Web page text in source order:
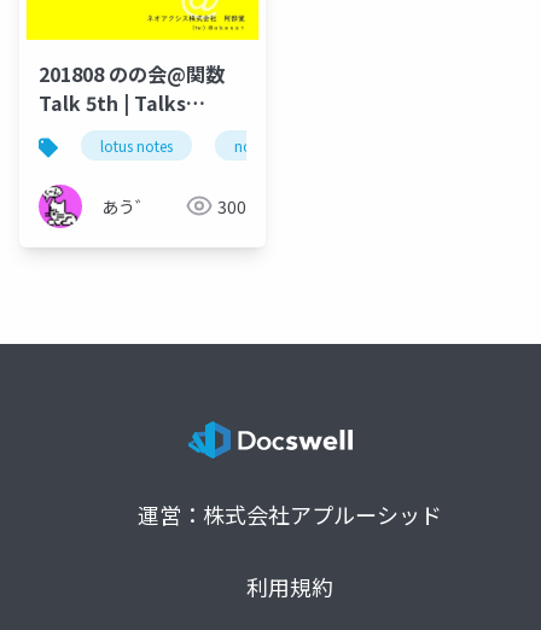
201808 のの会@関数
Talk 5th | Talks
around @Functions
in Notes and Domino
lotus notes notes domino
あう゛ 300
運営：株式会社アプルーシッド
利用規約